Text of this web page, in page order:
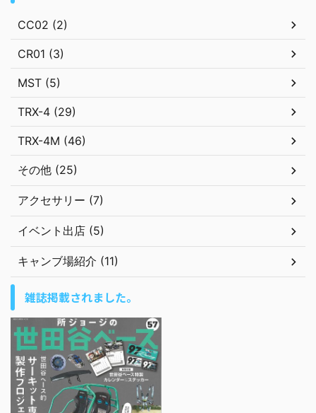
CC02 (2)
CR01 (3)
MST (5)
TRX-4 (29)
TRX-4M (46)
その他 (25)
アクセサリー (7)
イベント出店 (5)
キャンブ場紹介 (11)
雑誌掲載されました。